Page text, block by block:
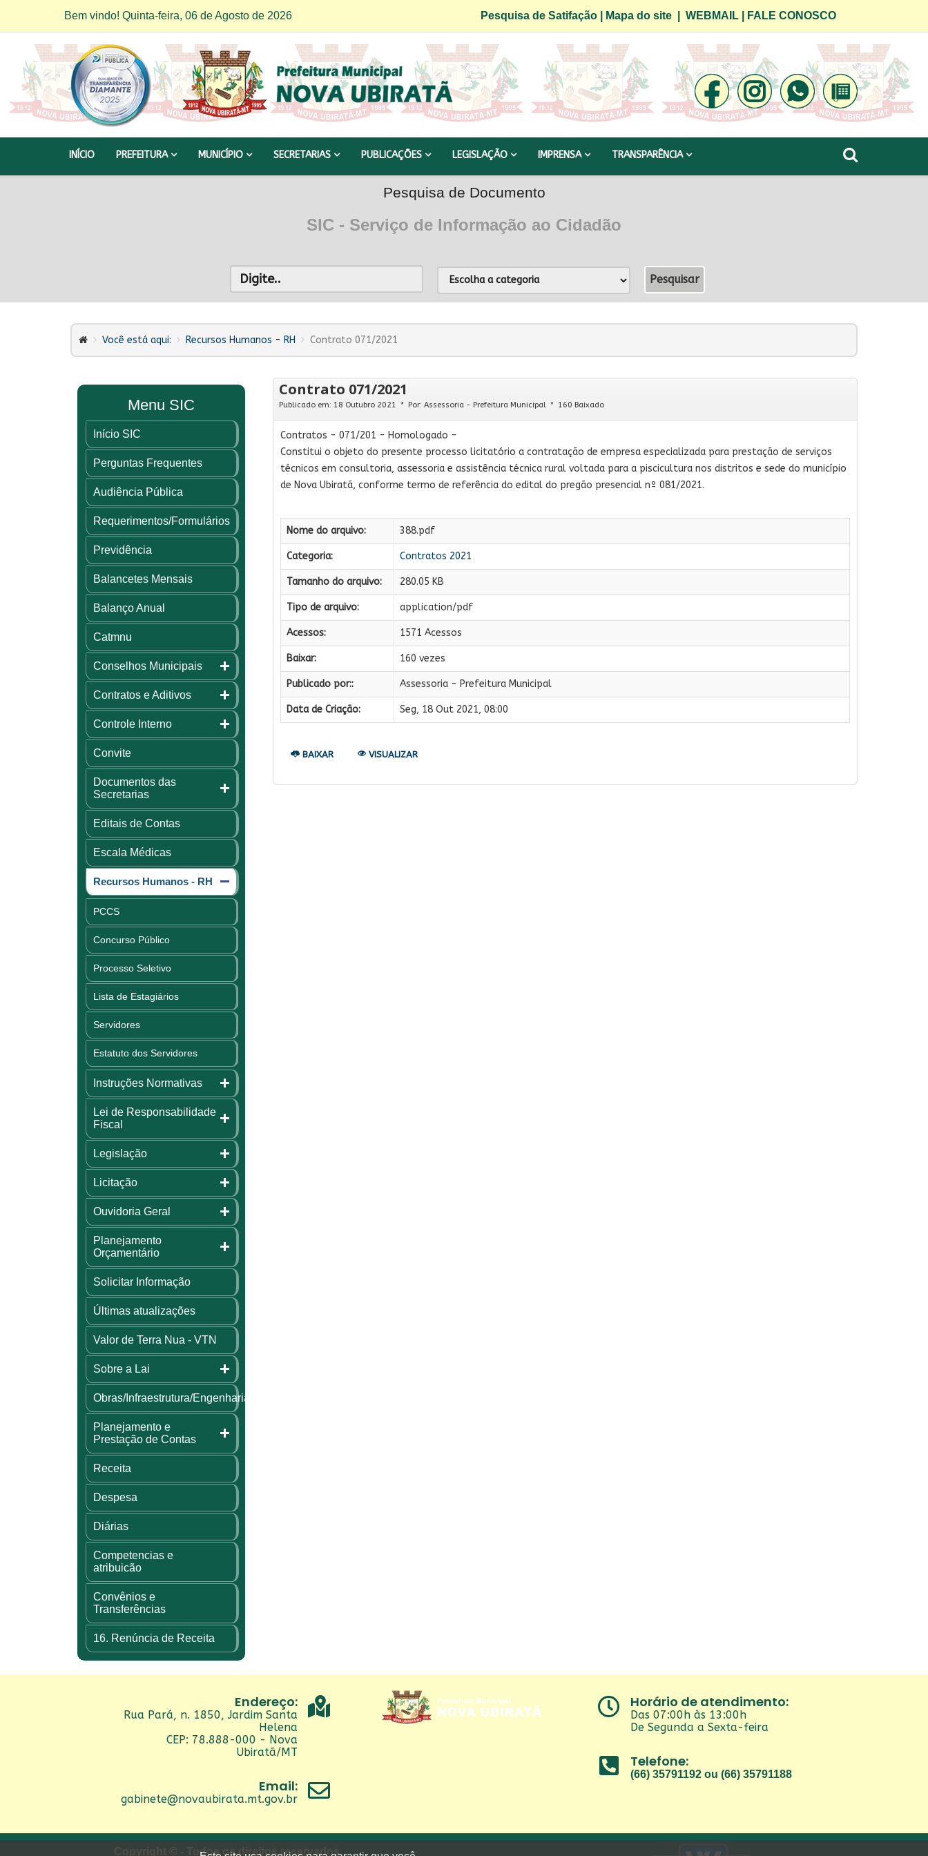
Bem vindo! Quinta-feira, 06 de Agosto de 2026 Pesquisa de Satifação| Mapa do site| WEBMAIL| FALE CONOSCO
INÍCIO PREFEITURA MUNICÍPIO SECRETARIAS PUBLICAÇÕES LEGISLAÇÃO IMPRENSA TRANSPARÊNCIA
Pesquisa de Documento
SIC - Serviço de Informação ao Cidadão
Você está aqui: Recursos Humanos - RH Contrato 071/2021
Menu SIC
Início SIC
Perguntas Frequentes
Audiência Pública
Requerimentos/Formulários
Previdência
Balancetes Mensais
Balanço Anual
Catmnu
Conselhos Municipais
Contratos e Aditivos
Controle Interno
Convite
Documentos das
Secretarias
Editais de Contas
Escala Médicas
Recursos Humanos - RH
PCCS
Concurso Público
Processo Seletivo
Lista de Estagiários
Servidores
Estatuto dos Servidores
Instruções Normativas
Lei de Responsabilidade
Fiscal
Legislação
Licitação
Ouvidoria Geral
Planejamento
Orçamentário
Solicitar Informação
Últimas atualizações
Valor de Terra Nua - VTN
Sobre a Lai
Obras/Infraestrutura/Engenharia
Planejamento e
Prestação de Contas
Receita
Despesa
Diárias
Competencias e
atribuicão
Convênios e
Transferências
16. Renúncia de Receita
Contrato 071/2021
Publicado em: 18 Outubro 2021 Por: Assessoria - Prefeitura Municipal 160 Baixado
Contratos - 071/201 - Homologado -
Constitui o objeto do presente processo licitatório a contratação de empresa especializada para prestação de serviços
técnicos em consultoria, assessoria e assistência técnica rural voltada para a piscicultura nos distritos e sede do município
de Nova Ubiratã, conforme termo de referência do edital do pregão presencial nº 081/2021.
Nome do arquivo: 388.pdf
Categoria: Contratos 2021
Tamanho do arquivo: 280.05 KB
Tipo de arquivo: application/pdf
Acessos: 1571 Acessos
Baixar: 160 vezes
Publicado por:: Assessoria - Prefeitura Municipal
Data de Criação: Seg, 18 Out 2021, 08:00
BAIXAR VISUALIZAR
Endereço:
Rua Pará, n. 1850, Jardim Santa
Helena
CEP: 78.888-000 - Nova
Ubiratã/MT
Email:
gabinete@novaubirata.mt.gov.br
Horário de atendimento:
Das 07:00h às 13:00h
De Segunda a Sexta-feira
Telefone:
(66) 35791192 ou (66) 35791188
Copyright © - Todos os direitos reservados